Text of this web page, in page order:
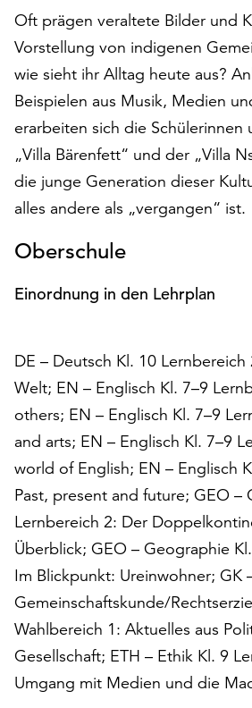
auf
„Alle
akzeptieren“,
um
alle
Cookies
akzeptieren.
Sie
können
Einverständnis
jederzeit
ändern
und
steht
Ihnen
am
Ende
der
Seite
die
Schaltfläche
„Cookie-
Einstellungen“
zur
Verfügung.
Funktionale
Cookies
werden
auch
ohne
Oft prägen veraltete Bilder und
Vorstellung von indigenen
wie sieht ihr Alltag heute aus?
Beispielen aus Musik, Medien
erarbeiten sich die Schülerinnen
„Villa Bärenfett“ und der „Villa
die junge Generation dieser
alles andere als „vergangen“ ist.
Oberschule
Einordnung in den Lehrplan
DE – Deutsch Kl. 10
Welt; EN – Englisch Kl. 7–9
others; EN – Englisch Kl. 7–9
and arts; EN – Englisch Kl. 7–9
world of English; EN – Englisch
Past, present and future; GEO –
Lernbereich 2: Der
Überblick; GEO – Geographie
Im Blickpunkt: Ureinwohner; GK
Gemeinschaftskunde/
Wahlbereich 1: Aktuelles aus
Gesellschaft; ETH – Ethik Kl. 9
Umgang mit Medien und die